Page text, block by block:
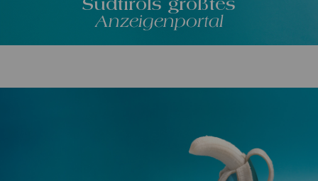
Südtirols größtes
Anzeigenportal